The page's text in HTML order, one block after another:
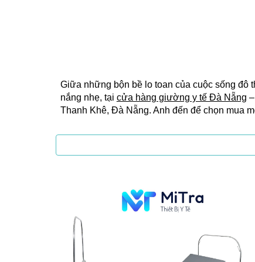
Giữa những bộn bề lo toan của cuộc sống đô
nắng nhẹ, tại cửa hàng giường y tế Đà Nẵng
Thanh Khê, Đà Nẵng. Anh đến để chọn mua